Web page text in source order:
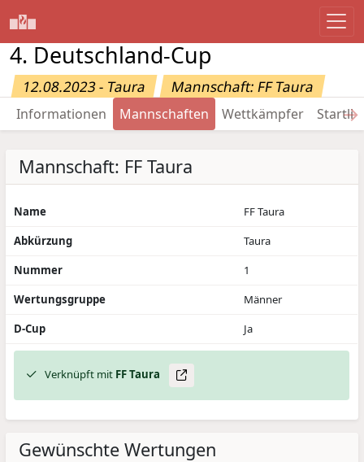
4. Deutschland-Cup
12.08.2023 - Taura Mannschaft: FF Taura
Informationen Mannschaften Wettkämpfer →
Mannschaft: FF Taura
Name
FF Taura
Abkürzung
Taura
Nummer
1
Wertungsgruppe
Männer
D-Cup
Ja
Verknüpft mit FF Taura
Gewünschte Wertungen